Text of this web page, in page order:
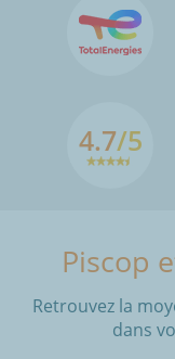
4.7/5
Piscop
Retrouvez la
dans